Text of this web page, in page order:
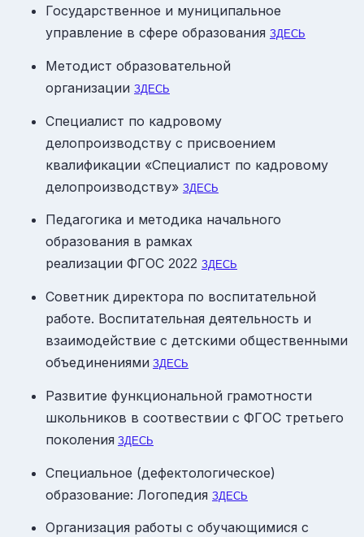
Государственное и муниципальное
управление в сфере образования ЗДЕСЬ
Методист образовательной
организации ЗДЕСЬ
Специалист по кадровому
делопроизводству с присвоением
квалификации «Специалист по кадровому
делопроизводству» ЗДЕСЬ
Педагогика и методика начального
образования в рамках
реализации ФГОС 2022 ЗДЕСЬ
Советник директора по воспитательной
работе. Воспитательная деятельность и
взаимодействие с детскими общественными
объединениями ЗДЕСЬ
Развитие функциональной грамотности
школьников в соотвествии с ФГОС третьего
поколения ЗДЕСЬ
Специальное (дефектологическое)
образование: Логопедия ЗДЕСЬ
Организация работы с обучающимися с